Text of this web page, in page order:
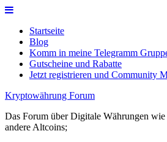
Skip
contentStartseite
Blog
Komm in meine Telegramm
Gutscheine und Rabatte
Jetzt registrieren und Community
Kryptowährung Forum
Das Forum über Digitale Währungen
andere Altcoins;